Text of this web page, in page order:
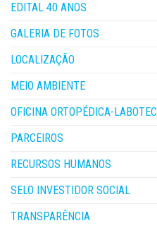
EDITAL 40 ANOS
GALERIA DE FOTOS
LOCALIZAÇÃO
MEIO AMBIENTE
OFICINA ORTOPÉDICA-LABOTEC
PARCEIROS
RECURSOS HUMANOS
SELO INVESTIDOR SOCIAL
TRANSPARÊNCIA